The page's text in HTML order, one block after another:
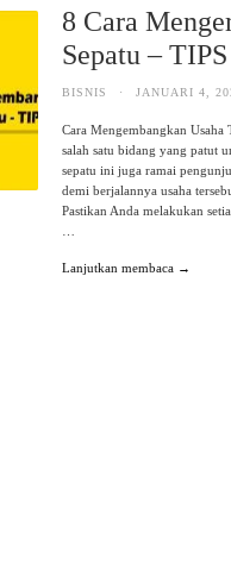
8 Cara
Sepatu –
BISNIS · JANUARI 4,
Cara Mengembangkan Usaha
salah satu bidang yang patut
sepatu ini juga ramai
demi berjalannya usaha
Pastikan Anda melakukan
Lanjutkan membaca →